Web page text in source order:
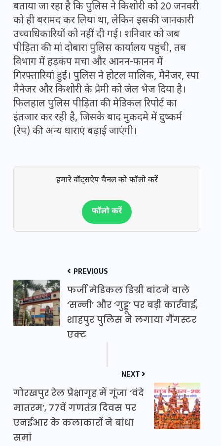
बताया जा रहा है कि पुलिस ने किशोरी को 20 जनवरी
को ही बरामद कर लिया था, लेकिन इसकी जानकारी
उच्चाधिकारियों को नहीं दी गई। शनिवार को जब
पीड़िता की मां दोबारा पुलिस कार्यालय पहुंची, तब
विभाग में हड़कंप मचा और आनन-फानन में
गिरफ्तारियां हुईं। पुलिस ने होटल मालिक, मैनेजर, स्पा
मैनेजर और किशोरी के प्रेमी को जेल भेज दिया है।
फिलहाल पुलिस पीड़िता की मेडिकल रिपोर्ट का
इंतजार कर रही है, जिसके बाद मुकदमे में दुष्कर्म
(रेप) की अन्य धाराएं बढ़ाई जाएंगी।
हमारे वॉट्सऐप चैनल को फॉलो करें
फॉलो करें
PREVIOUS
फर्जी मेडिकल डिग्री बांटने वाले
‘सन्नी’ और ‘गुड्डू’ पर बड़ी कार्रवाई,
शाहपुर पुलिस ने लगाया गैंगस्टर
एक्ट
NEXT
गोरखपुर रेल प्रेक्षागृह में गूंजा ‘वंदे
मातरम’, 77वें गणतंत्र दिवस पर
एनईआर के कलाकारों ने बांधा
समां